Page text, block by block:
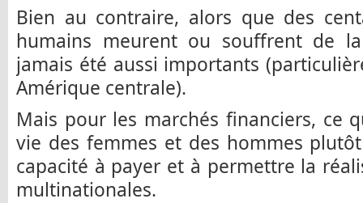
Bien au contraire, alors que des
humains meurent ou souffrent de
jamais été aussi importants
Amérique centrale).
Mais pour les marchés financiers, ce
vie des femmes et des hommes
capacité à payer et à permettre la
multinationales.